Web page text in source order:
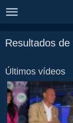
Resultados
Últimos vídeos